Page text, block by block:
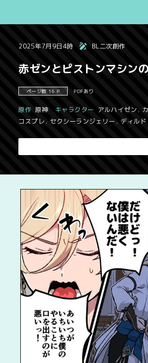
2025年7月9日4時 BL二次創作
赤ゼンとピストンマシン
ページ数 16 P PDFあり
原作 原神 キャラクター アルハイゼン ,
コスプレ , セクシーランジェリー , ディルド